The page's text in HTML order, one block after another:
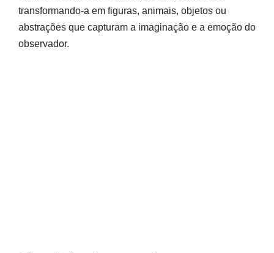
transformando-a em figuras, animais, objetos ou
abstrações que capturam a imaginação e a emoção do
observador.